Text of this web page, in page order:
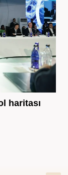
haritası